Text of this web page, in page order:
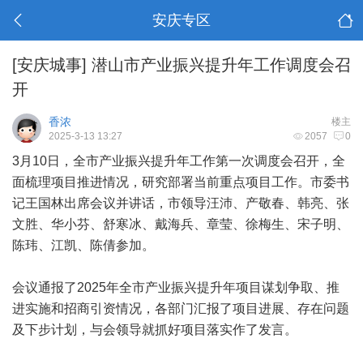
安庆专区
[安庆城事] 潜山市产业振兴提升年工作调度会召
开
楼主
香浓
2057 0
2025-3-13 13:27
3月10日，全市产业振兴提升年工作第一次调度会召开，全
面梳理项目推进情况，研究部署当前重点项目工作。市委书
记王国林出席会议并讲话，市领导汪沛、产敬春、韩亮、张
文胜、华小芬、舒寒冰、戴海兵、章莹、徐梅生、宋子明、
陈玮、江凯、陈倩参加。
会议通报了2025年全市产业振兴提升年项目谋划争取、推
进实施和招商引资情况，各部门汇报了项目进展、存在问题
及下步计划，与会领导就抓好项目落实作了发言。